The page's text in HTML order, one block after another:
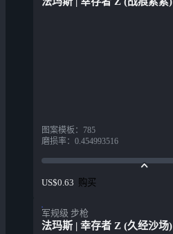
图案模板 ： 785
磨损率： 0.454993516
US$0.63 购买
军规级 步枪
法玛斯 | 幸存者 Z (久经沙场)